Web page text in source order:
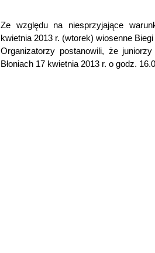
Ze względu na niesprzyjające
kwietnia 2013 r. (wtorek) wiosenne Biegi
Organizatorzy postanowili, że
Błoniach 17 kwietnia 2013 r. o godz.